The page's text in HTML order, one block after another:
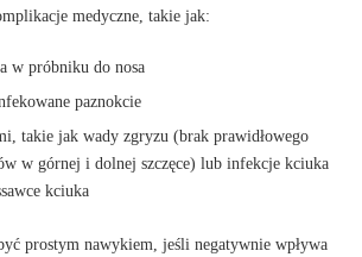
medyczne, takie jak:
w próbniku do nosa
paznokcie
takie jak wady zgryzu (brak prawidłowego
w górnej i dolnej szczęce) lub infekcje kciuka
kciuka
prostym nawykiem, jeśli negatywnie wpływa